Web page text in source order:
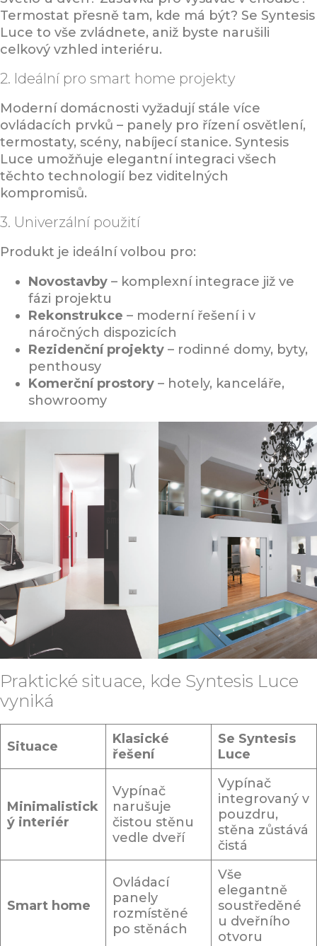
Termostat přesně tam, kde má být? Se Syntesis
Luce to vše zvládnete, aniž byste narušili
celkový vzhled interiéru.
2. Ideální pro smart home projekty
Moderní domácnosti vyžadují stále více
ovládacích prvků – panely pro řízení osvětlení,
termostaty, scény, nabíjecí stanice. Syntesis
Luce umožňuje elegantní integraci všech
těchto technologií bez viditelných
kompromisů.
3. Univerzální použití
Produkt je ideální volbou pro:
Novostavby – komplexní integrace již ve
fázi projektu
Rekonstrukce – moderní řešení i v
náročných dispozicích
Rezidenční projekty – rodinné domy, byty,
penthousy
Komerční prostory – hotely, kanceláře,
showroomy
Praktické situace, kde Syntesis Luce
vyniká
Situace
Klasické
řešení
Se Syntesis
Luce
Minimalistick
ý interiér
Vypínač
narušuje
čistou stěnu
vedle dveří
Vypínač
integrovaný v
pouzdru,
stěna zůstává
čistá
Smart home
Ovládací
panely
rozmístěné
po stěnách
Vše
elegantně
soustředěné
u dveřního
otvoru